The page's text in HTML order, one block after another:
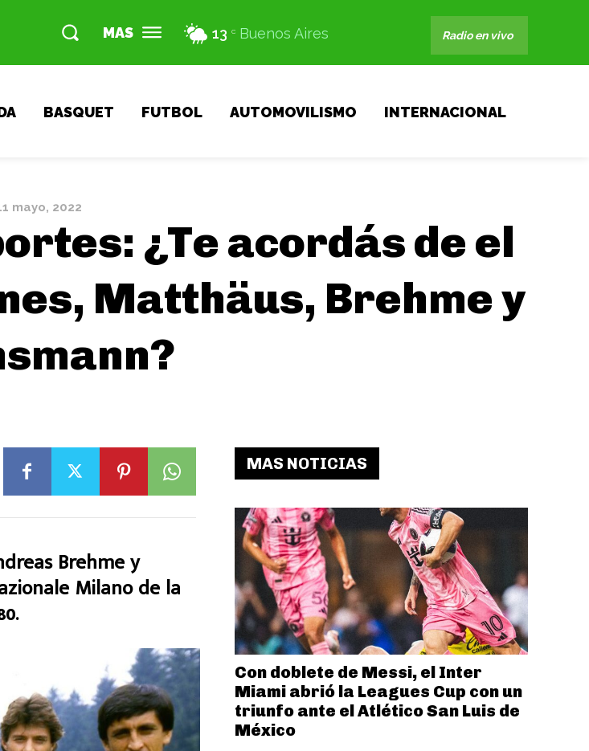
MAS 13 C Buenos Aires Radio en vivo
BASQUET FUTBOL AUTOMOVILISMO INTERNACIONAL
mayo, 2022
¿Te acordás de el
Matthäus, Brehme y
Brehme y
Milano de la
MAS NOTICIAS
Con doblete de Messi, el Inter
Miami abrió la Leagues Cup con un
triunfo ante el Atlético San Luis de
México